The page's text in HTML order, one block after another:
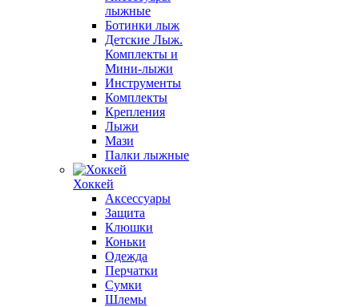
лыжные
Ботинки лыж
Детские Лыж.
Комплекты и
Мини-лыжи
Инструменты
Комплекты
Крепления
Лыжи
Мази
Палки лыжные
Хоккей
Аксессуары
Защита
Клюшки
Коньки
Одежда
Перчатки
Сумки
Шлемы